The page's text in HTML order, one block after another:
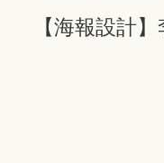
【海報設計